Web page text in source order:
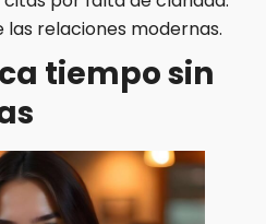
las relaciones modernas.
tiempo sin